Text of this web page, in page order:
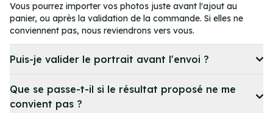
Vous pourrez importer vos photos juste avant l'ajout au
panier, ou après la validation de la commande. Si elles ne
conviennent pas, nous reviendrons vers vous.
Puis-je valider le portrait avant l'envoi ?
Que se passe-t-il si le résultat proposé ne me
convient pas ?